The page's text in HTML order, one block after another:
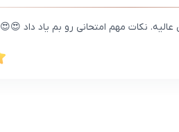
نکات مهم امتحانی رو بم یاد داد 😍😍